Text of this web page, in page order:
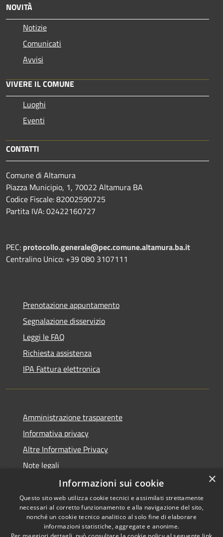
NOVITÀ
Notizie
Comunicati
Avvisi
VIVERE IL COMUNE
Luoghi
Eventi
CONTATTI
Comune di Altamura
Piazza Municipio, 1, 70022 Altamura BA
Codice Fiscale: 82002590725
Partita IVA: 02422160727
PEC: protocollo.generale@pec.comune.altamura.ba.it
Centralino Unico: +39 080 3107111
Prenotazione appuntamento
Segnalazione disservizio
Leggi le FAQ
Richiesta assistenza
IPA Fattura elettronica
Amministrazione trasparente
Informativa privacy
Altre Informative Privacy
Note legali
Dichiarazione di accessibilità
RSS Copyright © 2026 • Comune di
×
Informazioni sui cookie
Questo sito web utilizza cookie tecnici e assimilati strettamente
necessari al corretto funzionamento e alla navigazione del sito,
nonché un cookie tecnico analitico al solo fine di elaborare
informazioni statistiche, aggregate e anonime.